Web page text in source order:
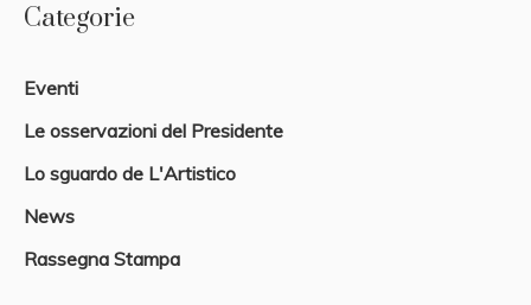
Categorie
Eventi
Le osservazioni del Presidente
Lo sguardo de L'Artistico
News
Rassegna Stampa